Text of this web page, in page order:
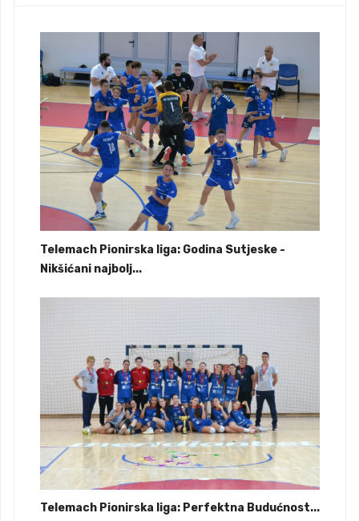
Telemach Pionirska liga: Godina Sutjeske -
Nikšićani najbolj...
Telemach Pionirska liga: Perfektna Budućnost...